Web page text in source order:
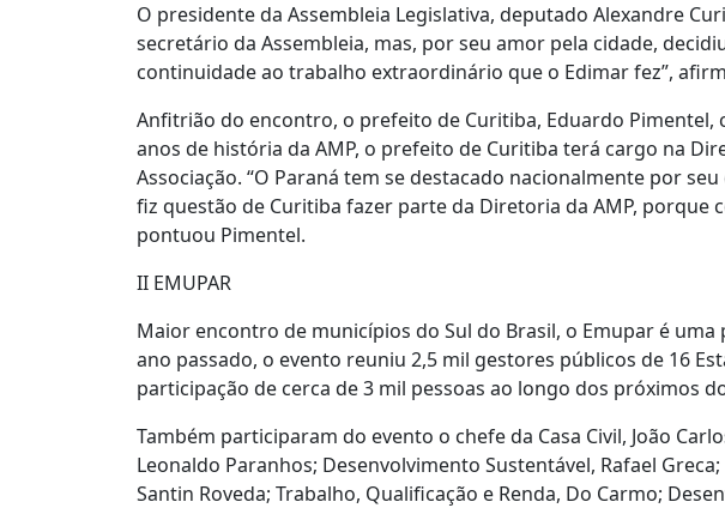
O presidente da Assembleia Legislativa, deputado Alexandre
secretário da Assembleia, mas, por seu amor pela cidade,
continuidade ao trabalho extraordinário que o Edimar fez”,
Anfitrião do encontro, o prefeito de Curitiba, Eduardo Pimentel,
anos de história da AMP, o prefeito de Curitiba terá cargo na
Associação. “O Paraná tem se destacado nacionalmente por
fiz questão de Curitiba fazer parte da Diretoria da AMP, porque
pontuou Pimentel.
II EMUPAR
Maior encontro de municípios do Sul do Brasil, o Emupar é
ano passado, o evento reuniu 2,5 mil gestores públicos de 16
participação de cerca de 3 mil pessoas ao longo dos próximos
Também participaram do evento o chefe da Casa Civil, João
Leonaldo Paranhos; Desenvolvimento Sustentável, Rafael
Santin Roveda; Trabalho, Qualificação e Renda, Do Carmo;